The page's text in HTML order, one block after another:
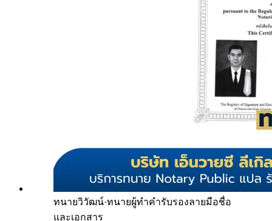
ทนายวิวัฒน์·ทนายผู้ทำคำรับรองลายมือชื่อ
และเอกสาร